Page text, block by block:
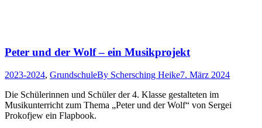
Peter und der Wolf – ein Musikprojekt
2023-2024, GrundschuleBy Schersching Heike7. März 2024
Die Schülerinnen und Schüler der 4. Klasse gestalteten im
Musikunterricht zum Thema „Peter und der Wolf“ von Sergei
Prokofjew ein Flapbook.